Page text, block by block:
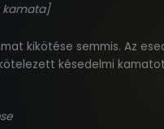
kamata]
kikötése semmis. Az
késedelmi